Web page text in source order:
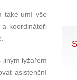
také umí vše
koordinátoři
jiným lyžařem
asistenční